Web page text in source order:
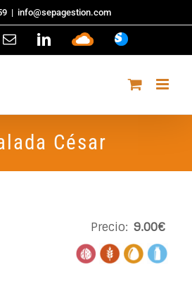
| info@sepagestion.com
CorreoLinkedIn
Sepa
César
Precio: 9.00€